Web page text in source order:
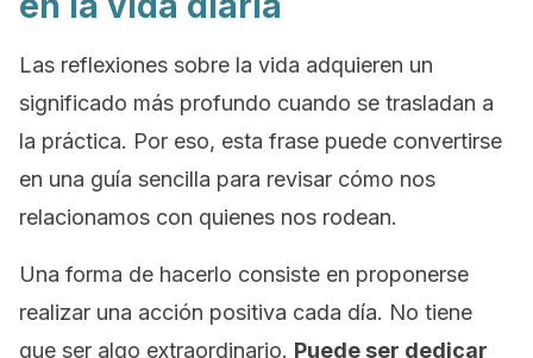
Las reflexiones sobre la vida adquieren un
significado más profundo cuando se trasladan a
la práctica. Por eso, esta frase puede convertirse
en una guía sencilla para revisar cómo nos
relacionamos con quienes nos rodean.
Una forma de hacerlo consiste en proponerse
realizar una acción positiva cada día. No tiene
que ser algo extraordinario. Puede ser dedicar